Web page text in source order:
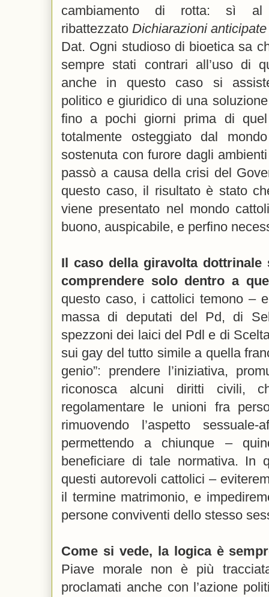
cambiamento di rotta: sì al
ribattezzato Dichiarazioni
Dat. Ogni studioso di bioetica sa
sempre stati contrari all’uso di
anche in questo caso si
politico e giuridico di una
fino a pochi giorni prima di
totalmente osteggiato dal
sostenuta con furore dagli
passò a causa della crisi del
questo caso, il risultato è stato
viene presentato nel mondo
buono, auspicabile, e perfino
Il caso della giravolta
comprendere solo dentro a
questo caso, i cattolici temono –
massa di deputati del Pd, di
spezzoni dei laici del Pdl e di
sui gay del tutto simile a quella
genio”: prendere l’iniziativa,
riconosca alcuni diritti civili,
regolamentare le unioni fra
rimuovendo l’aspetto
permettendo a chiunque –
beneficiare di tale normativa. In
questi autorevoli cattolici –
il termine matrimonio, e
persone conviventi dello stesso
Come si vede, la logica è
Piave morale non è più
proclamati anche con l’azione